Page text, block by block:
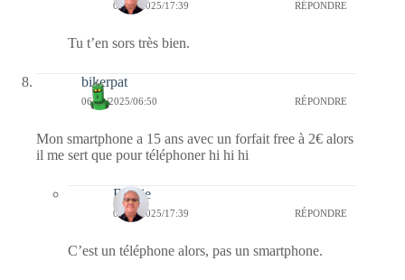
08/12/2025/17:39 RÉPONDRE
Tu t’en sors très bien.
bikerpat
06/12/2025/06:50 RÉPONDRE
Mon smartphone a 15 ans avec un forfait free à 2€ alors
il me sert que pour téléphoner hi hi hi
Bernie
08/12/2025/17:39 RÉPONDRE
C’est un téléphone alors, pas un smartphone.